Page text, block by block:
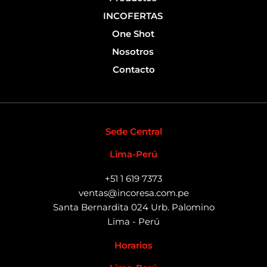
INCOFERTAS
One Shot
Nosotros
Contacto
Sede Central
Lima-Perú
+51 1 619 7373
ventas@incoresa.com.pe
Santa Bernardita 024 Urb. Palomino
Lima - Perú
Horarios